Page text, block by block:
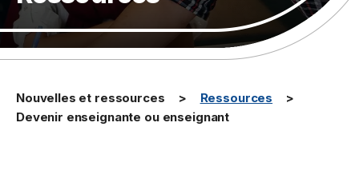
Nouvelles et ressources
Ressources
Devenir enseignante ou enseignant